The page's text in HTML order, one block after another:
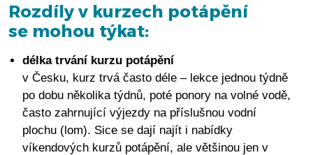
Rozdíly v kurzech potápění
se mohou týkat:
délka trvání kurzu potápění
v Česku, kurz trvá často déle – lekce jednou týdně
po dobu několika týdnů, poté ponory na volné vodě,
často zahrnující výjezdy na příslušnou vodní
plochu (lom). Sice se dají najít i nabídky
víkendových kurzů potápění, ale většinou jen v